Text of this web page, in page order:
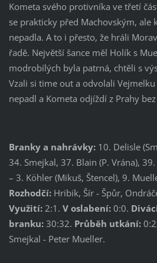
Kometa svého protivníka ve třetí
se prakticky před Machovským, ale
nepadla. A to i přesto, že hráli
řadě. Největší šance měl Holík s
modrobílých byla patrná, chtěli s
Vzali si time out a odvolali
nepadl a Kometa odjíždí z Prahy
Branky a nahrávky:10. Delisle
34. Smejkal, 37. Blain (P. Vrána),
– 3. Köhler (Mikuš, Štencel), 9.
Rozhodčí:Hribik, Šír - Špůr,
Využití:2:1. V oslabení:0:0.
branku:30:32. Průběh utkání:
Smejkal - Peter Mueller.